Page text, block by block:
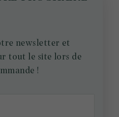
newsletter et
tout le site lors de
!